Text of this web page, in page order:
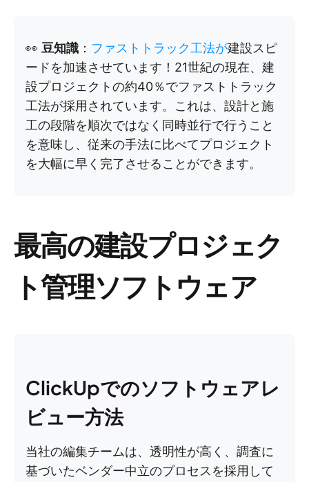
👀 豆知識 ： ファストトラック工法が建設スピ
ードを加速させています！21世紀の現在、建
設プロジェクトの約40％でファストトラック
工法が採用されています。これは、設計と施
工の段階を順次ではなく同時並行で行うこと
を意味し、従来の手法に比べてプロジェクト
を大幅に早く完了させることができます。
最高の建設プロジェク
ト管理ソフトウェア
ClickUpでのソフトウェアレ
ビュー方法
当社の編集チームは、透明性が高く、調査に
基づいたベンダー中立のプロセスを採用して